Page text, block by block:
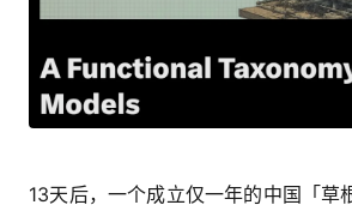
13天后，一个成立仅一年的中国「草